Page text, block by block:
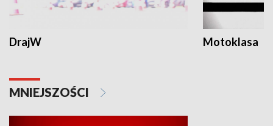
DrajW Motoklasa
MNIEJSZOŚCI